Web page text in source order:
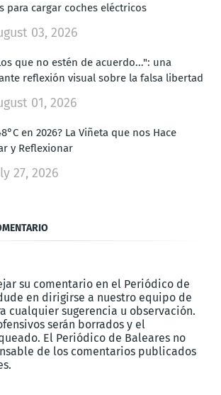
para cargar coches eléctricos
03, 2026
que no estén de acuerdo...": una
reflexión visual sobre la falsa libertad
01, 2026
en 2026? La Viñeta que nos Hace
y Reflexionar
27, 2026
su comentario en el Periódico de
en dirigirse a nuestro equipo de
cualquier sugerencia u observación.
serán borrados y el
El Periódico de Baleares no
de los comentarios publicados